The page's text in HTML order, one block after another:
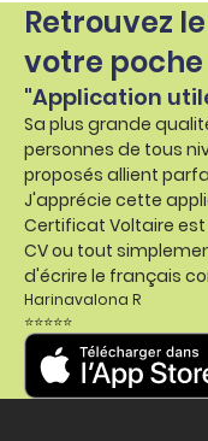
Retrouvez
votre poche
"Application
Sa plus grande
personnes de tous
proposés allient
J'apprécie cette
Certificat Voltaire
CV ou tout
d'écrire le français
Harinavalona R
⭐⭐⭐⭐⭐